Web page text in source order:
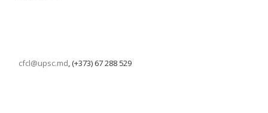
cfcl@upsc.md, (+373) 67 288 529